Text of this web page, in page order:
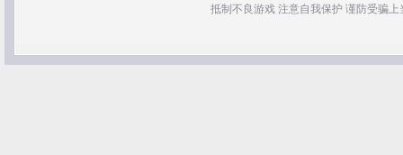
抵制不良游戏 注意自我保护 谨防受骗